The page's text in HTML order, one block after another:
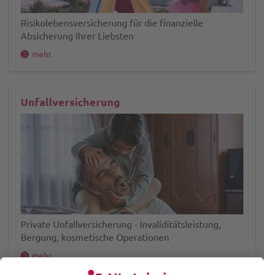
Risikolebensversicherung für die finanzielle
Absicherung Ihrer Liebsten
mehr
Unfallversicherung
Private Unfallversicherung - Invaliditätsleistung,
Bergung, kosmetische Operationen
mehr